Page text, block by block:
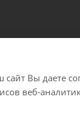
по
Вы даете
веб-